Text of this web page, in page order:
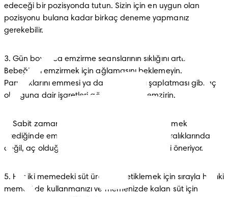
edeceği bir pozisyonda tutun. Sizin için en uygun olan
pozisyonu bulana kadar birkaç deneme yapmanız
gerekebilir.
3. Gün boyunca emzirme seanslarının sıklığını arttırın.
Bebeğinizi emzirmek için ağlamasını beklemeyin.
Parmaklarını emmesi ya da dudaklarını şaplatması gibi aç
olduğuna dair işaretleri gördüğünüzde emzirin.
4. Sabit zamanlama yapmayın, bebeğiniz emmek
istediğinde emzirin. Bebeğinizi belirli zaman aralıklarında
değil, aç olduğunu hissettiğinizde beslemenizi öneriyor.
5. Her iki memedeki süt üretimini tetiklemek için sırayla her iki
memeyi de kullanmanızı ve memenizde kalan süt için de